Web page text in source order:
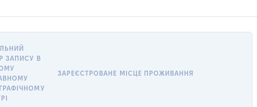
ЗАПИСУ В
ЗАРЕЄСТРОВАНЕ МІСЦЕ ПРОЖИВАННЯ